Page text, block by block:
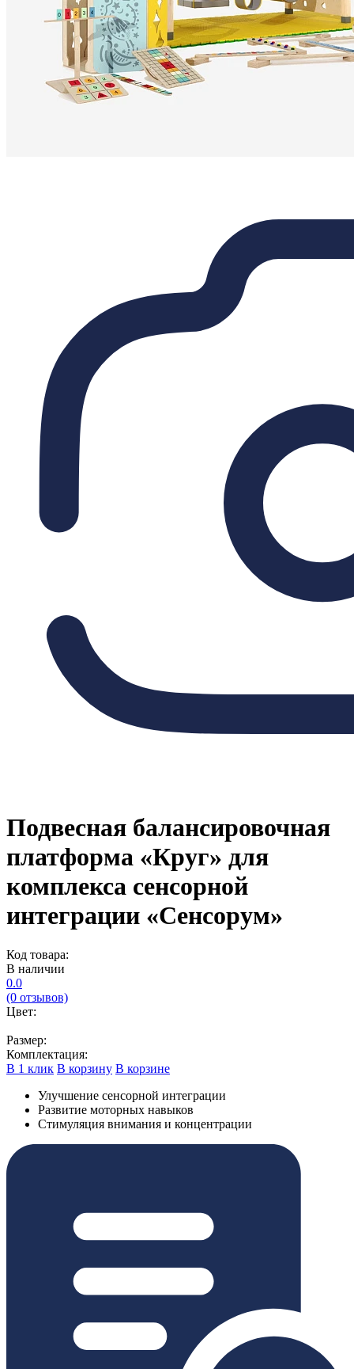
Подвесная балансировочная
платформа «Круг» для
комплекса сенсорной
интеграции «Сенсорум»
Код товара:
В наличии
0.0
(0 отзывов)
Цвет:
Размер:
Комплектация:
В 1 клик В корзину В корзине
Улучшение сенсорной интеграции
Развитие моторных навыков
Стимуляция внимания и концентрации